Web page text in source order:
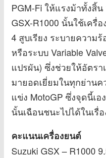
PGM-Fi ให้แรงม้าทั้งสิ้
GSX-R1000 นั้นใช้เครื่
4 สูบเรียง ระบายความ
หรือระบบ Variable
แปรผัน) ซึ่งช่วยให้อัตรา
มายอดเยี่ยมในทุกย่าน
แข่ง MotoGP ซึ่งจุดนี้เอ
นั้นเฉือนชนะไปได้ในเรื่
คะแนนเครื่องยนต์
Suzuki GSX – R1000